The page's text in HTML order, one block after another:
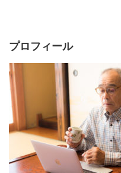
プロフィール